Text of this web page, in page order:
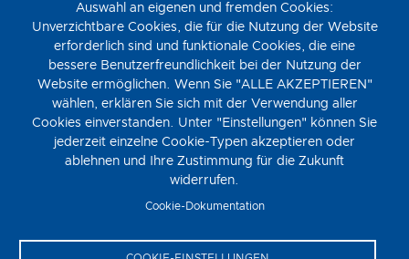
Auswahl an eigenen und fremden Cookies:
Unverzichtbare Cookies, die für die Nutzung der Website
erforderlich sind und funktionale Cookies, die eine
bessere Benutzerfreundlichkeit bei der Nutzung der
Website ermöglichen. Wenn Sie "ALLE AKZEPTIEREN"
wählen, erklären Sie sich mit der Verwendung aller
Cookies einverstanden. Unter "Einstellungen" können Sie
jederzeit einzelne Cookie-Typen akzeptieren oder
ablehnen und Ihre Zustimmung für die Zukunft
widerrufen.
Cookie-Dokumentation